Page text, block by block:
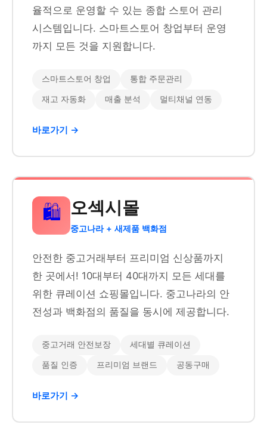
율적으로 운영할 수 있는 종합 스토어 관리
시스템입니다. 스마트스토어 창업부터 운영
까지 모든 것을 지원합니다.
스마트스토어 창업 통합 주문관리
재고 자동화 매출 분석 멀티채널 연동
바로가기 →
🛍️ 오섹시몰
중고나라 + 새제품 백화점
안전한 중고거래부터 프리미엄 신상품까지
한 곳에서! 10대부터 40대까지 모든 세대를
위한 큐레이션 쇼핑몰입니다. 중고나라의 안
전성과 백화점의 품질을 동시에 제공합니다.
중고거래 안전보장 세대별 큐레이션
품질 인증 프리미엄 브랜드 공동구매
바로가기 →